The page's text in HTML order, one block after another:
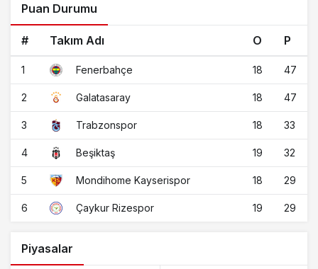
Puan Durumu
# Takım Adı O P
1 Fenerbahçe 18 47
2 Galatasaray 18 47
3 Trabzonspor 18 33
4 Beşiktaş 19 32
5 Mondihome Kayserispor 18 29
6 Çaykur Rizespor 19 29
Piyasalar